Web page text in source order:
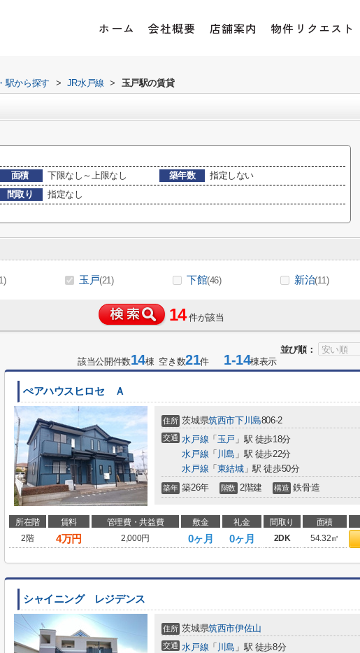
ホーム 会社概要 店舗案内 物件リクエスト
駅から探す > JR水戸線 > 玉戸駅の賃貸
面積 下限なし～上限なし 築年数
指定しない
間取り
指定なし
玉戸(21) 下館(46) 新治(11)
14 件が該当
並び順：
該当公開件数14棟 空き数21件1-14棟表示
ぺアハウスヒロセ Ａ
住所 茨城県筑西市下川島806-2
交通 水戸線 「 玉戸 」駅 徒歩18分
水戸線 「 川島 」駅 徒歩22分
水戸線 「 東結城」駅 徒歩50分
築年 築26年 階数 2階建 構造 鉄骨造
所在階 賃料 管理費・共益費 敷金 礼金 間取り 面積
2階
4万円 2,000円 0ヶ月 0ヶ月 2DK 54.32㎡
シャイニング レジデンス
住所 茨城県筑西市伊佐山
交通 水戸線 「 川島 」駅 徒歩8分